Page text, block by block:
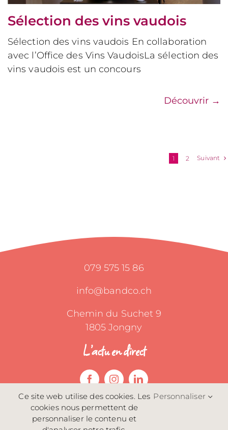
Sélection des vins vaudois
Sélection des vins vaudois En collaboration
avec l’Office des Vins VaudoisLa sélection des
vins vaudois est un concours
Découvrir →
1 2 Suivant
079 575 15 86
info@bandco.ch
Chemin du Suchet 9
1805 Jongny
L’actu en direct
Politique de confidentialité
Ce site web utilise des cookies. Les
cookies nous permettent de
personnaliser le contenu et
Personnaliser